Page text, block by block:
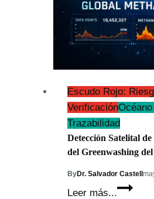
Escudo Rojo:
Verificación
Trazabilidad
Detección Satelital
del Greenwashing
ByDr. Salvador Castell
Leer más...